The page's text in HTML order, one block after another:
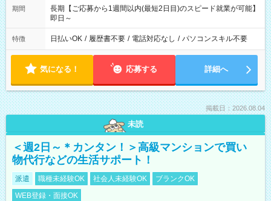
期間
長期【ご応募から1週間以内(最短2日目)のスピード就業が可能】
即日～
特徴 日払いOK / 履歴書不要 / 電話対応なし / パソコンスキル不要
気になる！ 応募する 詳細へ
掲載日：2026.08.04
未読
＜週2日～＊カンタン！＞高級マンションで買い
物代行などの生活サポート！
派遣 職種未経験OK 社会人未経験OK
ブランクOK
WEB登録・面接OK